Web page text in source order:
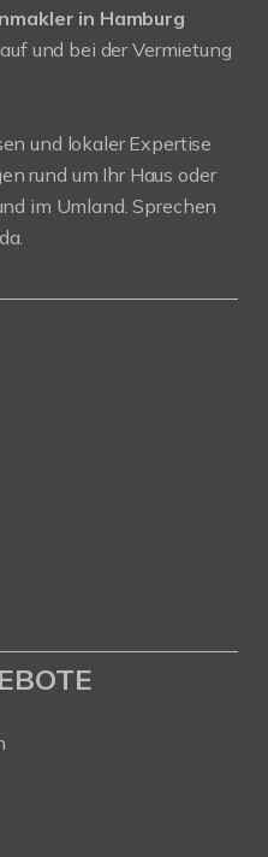
in Hamburg
und bei der Vermietung
und lokaler Expertise
rund um Ihr Haus oder
im Umland. Sprechen